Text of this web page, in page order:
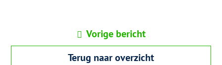
Vorige bericht
Terug naar overzicht